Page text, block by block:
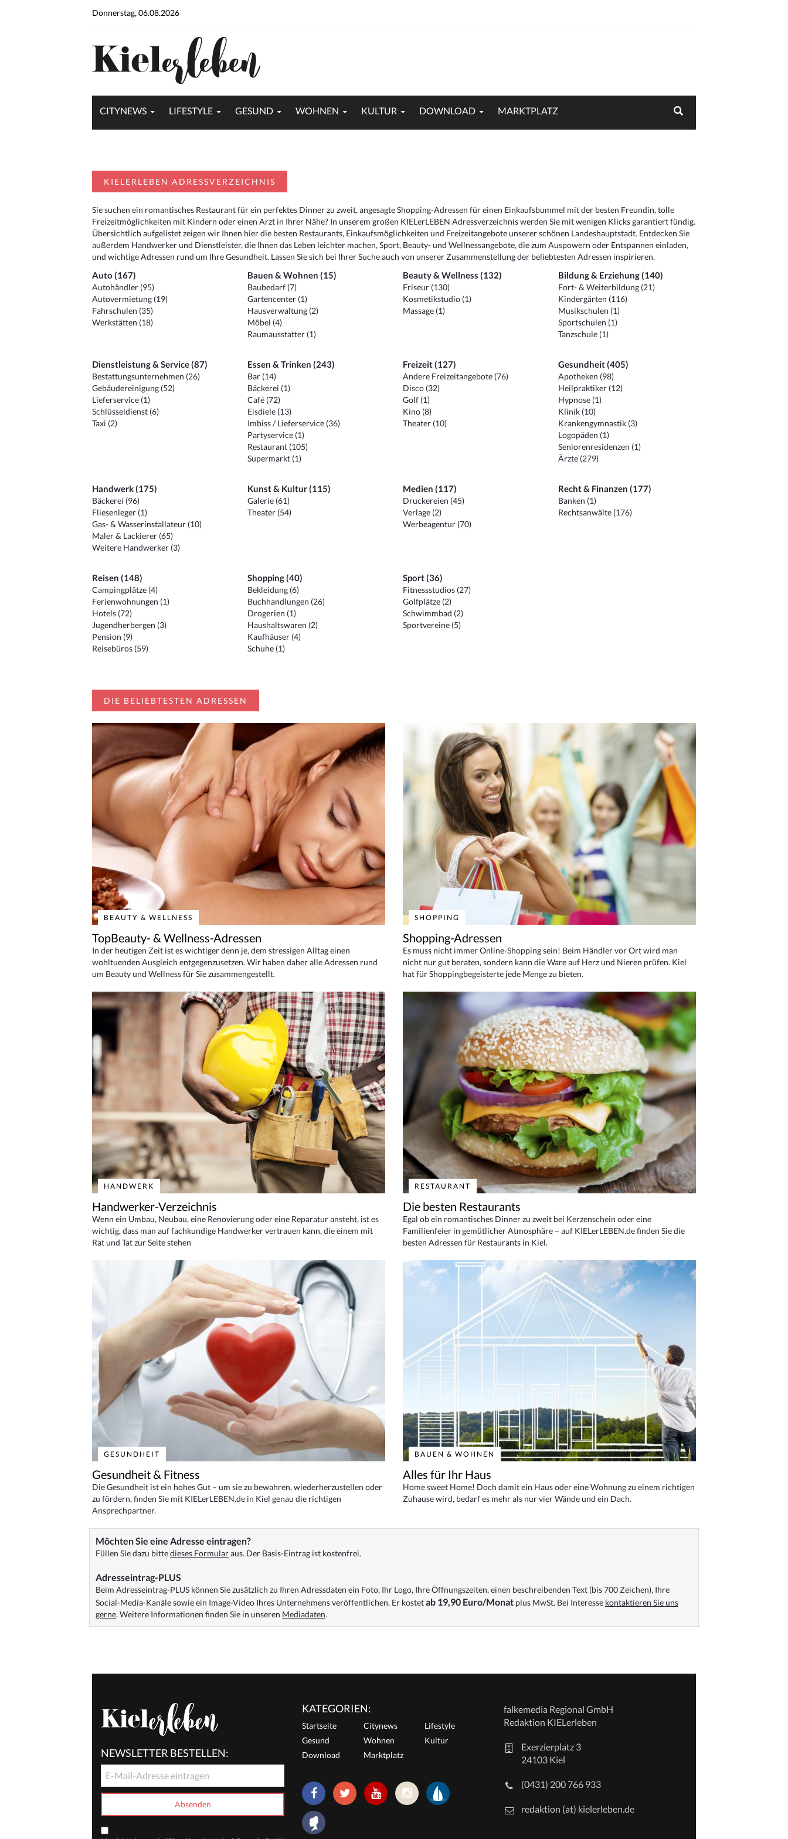
Donnerstag, 06.08.2026
CITYNEWS LIFESTYLE GESUND WOHNEN KULTUR DOWNLOAD MARKTPLATZ
KIELERLEBEN ADRESSVERZEICHNIS
Sie suchen ein romantisches Restaurant für ein perfektes Dinner zu zweit, angesagte Shopping-Adressen für einen Einkaufsbummel mit der besten Freundin, tolle
Freizeitmöglichkeiten mit Kindern oder einen Arzt in Ihrer Nähe? In unserem großen KIELerLEBEN Adressverzeichnis werden Sie mit wenigen Klicks garantiert fündig.
Übersichtlich aufgelistet zeigen wir Ihnen hier die besten Restaurants, Einkaufsmöglichkeiten und Freizeitangebote unserer schönen Landeshauptstadt. Entdecken Sie
außerdem Handwerker und Dienstleister, die Ihnen das Leben leichter machen, Sport, Beauty- und Wellnessangebote, die zum Auspowern oder Entspannen einladen,
und wichtige Adressen rund um Ihre Gesundheit. Lassen Sie sich bei Ihrer Suche auch von unserer Zusammenstellung der beliebtesten Adressen inspirieren.
Auto (167)
Autohändler (95)
Autovermietung (19)
Fahrschulen (35)
Werkstätten (18)
Bauen & Wohnen (15)
Baubedarf (7)
Gartencenter (1)
Hausverwaltung (2)
Möbel (4)
Raumausstatter (1)
Beauty & Wellness (132)
Friseur (130)
Kosmetikstudio (1)
Massage (1)
Bildung & Erziehung (140)
Fort- & Weiterbildung (21)
Kindergärten (116)
Musikschulen (1)
Sportschulen (1)
Tanzschule (1)
Dienstleistung & Service (87)
Bestattungsunternehmen (26)
Gebäudereinigung (52)
Lieferservice (1)
Schlüsseldienst (6)
Taxi (2)
Essen & Trinken (243)
Bar (14)
Bäckerei (1)
Café (72)
Eisdiele (13)
Imbiss / Lieferservice (36)
Partyservice (1)
Restaurant (105)
Supermarkt (1)
Freizeit (127)
Andere Freizeitangebote (76)
Disco (32)
Golf (1)
Kino (8)
Theater (10)
Gesundheit (405)
Apotheken (98)
Heilpraktiker (12)
Hypnose (1)
Klinik (10)
Krankengymnastik (3)
Logopäden (1)
Seniorenresidenzen (1)
Ärzte (279)
Handwerk (175)
Bäckerei (96)
Fliesenleger (1)
Gas- & Wasserinstallateur (10)
Maler & Lackierer (65)
Weitere Handwerker (3)
Kunst & Kultur (115)
Galerie (61)
Theater (54)
Medien (117)
Druckereien (45)
Verlage (2)
Werbeagentur (70)
Recht & Finanzen (177)
Banken (1)
Rechtsanwälte (176)
Reisen (148)
Campingplätze (4)
Ferienwohnungen (1)
Hotels (72)
Jugendherbergen (3)
Pension (9)
Reisebüros (59)
Shopping (40)
Bekleidung (6)
Buchhandlungen (26)
Drogerien (1)
Haushaltswaren (2)
Kaufhäuser (4)
Schuhe (1)
Sport (36)
Fitnessstudios (27)
Golfplätze (2)
Schwimmbad (2)
Sportvereine (5)
DIE BELIEBTESTEN ADRESSEN
BEAUTY & WELLNESS
TopBeauty- & Wellness-Adressen
In der heutigen Zeit ist es wichtiger denn je, dem stressigen Alltag einen
wohltuenden Ausgleich entgegenzusetzen. Wir haben daher alle Adressen rund
um Beauty und Wellness für Sie zusammengestellt.
SHOPPING
Shopping-Adressen
Es muss nicht immer Online-Shopping sein! Beim Händler vor Ort wird man
nicht nur gut beraten, sondern kann die Ware auf Herz und Nieren prüfen. Kiel
hat für Shoppingbegeisterte jede Menge zu bieten.
HANDWERK
Handwerker-Verzeichnis
Wenn ein Umbau, Neubau, eine Renovierung oder eine Reparatur ansteht, ist es
wichtig, dass man auf fachkundige Handwerker vertrauen kann, die einem mit
Rat und Tat zur Seite stehen
RESTAURANT
Die besten Restaurants
Egal ob ein romantisches Dinner zu zweit bei Kerzenschein oder eine
Familienfeier in gemütlicher Atmosphäre – auf KIELerLEBEN.de finden Sie die
besten Adressen für Restaurants in Kiel.
GESUNDHEIT
Gesundheit & Fitness
Die Gesundheit ist ein hohes Gut – um sie zu bewahren, wiederherzustellen oder
zu fördern, finden Sie mit KIELerLEBEN.de in Kiel genau die richtigen
Ansprechpartner.
BAUEN & WOHNEN
Alles für Ihr Haus
Home sweet Home! Doch damit ein Haus oder eine Wohnung zu einem richtigen
Zuhause wird, bedarf es mehr als nur vier Wände und ein Dach.
Möchten Sie eine Adresse eintragen?
Füllen Sie dazu bittedieses Formularaus. Der Basis-Eintrag ist kostenfrei.
Adresseintrag-PLUS
Beim Adresseintrag-PLUS können Sie zusätzlich zu Ihren Adressdaten ein Foto, Ihr Logo, Ihre Öffnungszeiten, einen beschreibenden Text (bis 700 Zeichen), Ihre
Social-Media-Kanäle sowie ein Image-Video Ihres Unternehmens veröffentlichen. Er kostetab 19,90 Euro/Monat plus MwSt. Bei Interesse kontaktieren Sie uns
gerne. Weitere Informationen finden Sie in unseren Mediadaten.
NEWSLETTER BESTELLEN:
KATEGORIEN:
Startseite Citynews
Lifestyle
Gesund
Wohnen
Kultur
Download
Marktplatz
falkemedia Regional GmbH
Redaktion KIELerleben
Exerzierplatz 3
24103 Kiel
(0431) 200 766 933
redaktion (at) kielerleben.de